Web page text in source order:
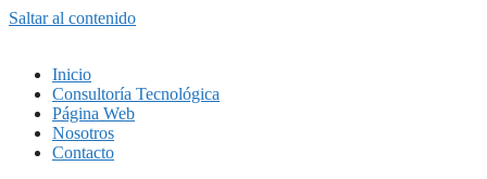
Saltar al contenido
Inicio
Consultoría Tecnológica
Página Web
Nosotros
Contacto